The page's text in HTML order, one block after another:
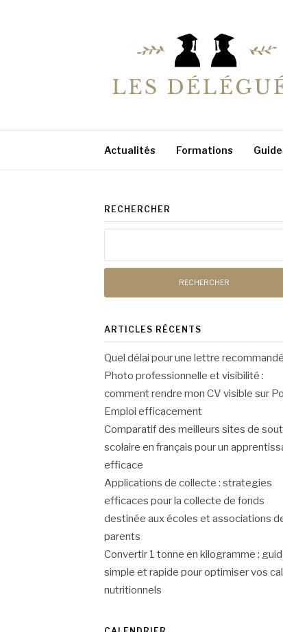
Actualités Formations
RECHERCHER
ARTICLES RÉCENTS
Quel délai pour une lettre
Photo professionnelle et visibilité :
comment rendre mon CV visible sur
Emploi efficacement
Comparatif des meilleurs sites de
scolaire en français pour un
efficace
Applications de collecte : strategies
efficaces pour la collecte de fonds
destinée aux écoles et associations
parents
Convertir 1 tonne en kilogramme :
simple et rapide pour optimiser vos
nutritionnels